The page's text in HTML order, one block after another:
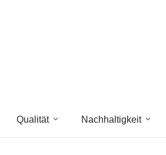
Qualität Nachhaltigkeit